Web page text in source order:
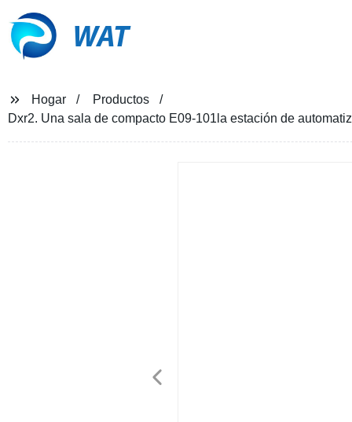
WAT
Hogar
Productos
Dxr2. Una sala de compacto E09-101la estación de